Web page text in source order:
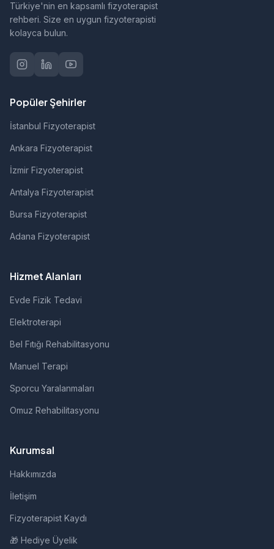
Türkiye'nin en kapsamlı fizyoterapist
rehberi. Size en uygun fizyoterapisti
kolayca bulun.
Popüler Şehirler
İstanbul Fizyoterapist
Ankara Fizyoterapist
İzmir Fizyoterapist
Antalya Fizyoterapist
Bursa Fizyoterapist
Adana Fizyoterapist
Hizmet Alanları
Evde Fizik Tedavi
Elektroterapi
Bel Fıtığı Rehabilitasyonu
Manuel Terapi
Sporcu Yaralanmaları
Omuz Rehabilitasyonu
Kurumsal
Hakkımızda
İletişim
Fizyoterapist Kaydı
🎁 Hediye Üyelik